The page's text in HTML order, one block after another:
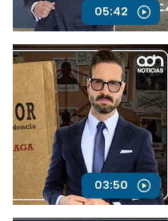
05:42
03:50